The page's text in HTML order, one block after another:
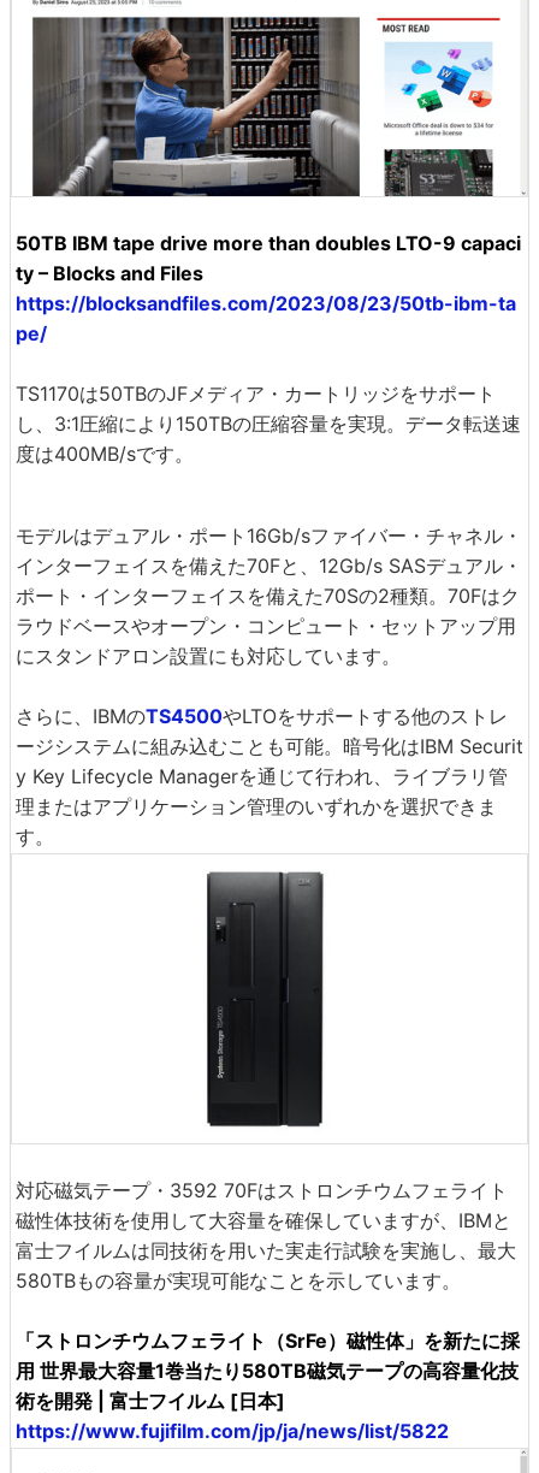
50TB IBM tape drive more than doubles LTO-9 capaci
ty – Blocks and Files
https://blocksandfiles.com/2023/08/23/50tb-ibm-ta
pe/
TS1170は50TBのJFメディア・カートリッジをサポート
し、3:1圧縮により150TBの圧縮容量を実現。データ転送速
度は400MB/sです。
モデルはデュアル・ポート16Gb/sファイバー・チャネル・
インターフェイスを備えた70Fと、12Gb/s SASデュアル・
ポート・インターフェイスを備えた70Sの2種類。70Fはク
ラウドベースやオープン・コンピュート・セットアップ用
にスタンドアロン設置にも対応しています。
さらに、IBMのTS4500やLTOをサポートする他のストレ
ージシステムに組み込むことも可能。暗号化はIBM Securit
y Key Lifecycle Managerを通じて行われ、ライブラリ管
理またはアプリケーション管理のいずれかを選択できま
す。
対応磁気テープ・3592 70Fはストロンチウムフェライト
磁性体技術を使用して大容量を確保していますが、IBMと
富士フイルムは同技術を用いた実走行試験を実施し、最大
580TBもの容量が実現可能なことを示しています。
「ストロンチウムフェライト（SrFe）磁性体」を新たに採
用 世界最大容量1巻当たり580TB磁気テープの高容量化技
術を開発 | 富士フイルム [日本]
https://www.fujifilm.com/jp/ja/news/list/5822